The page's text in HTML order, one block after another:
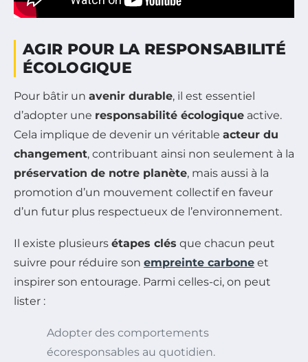
AGIR POUR LA RESPONSABILITÉ
ÉCOLOGIQUE
Pour bâtir un avenir durable, il est essentiel
d’adopter une responsabilité écologique active.
Cela implique de devenir un véritable acteur du
changement, contribuant ainsi non seulement à la
préservation de notre planète, mais aussi à la
promotion d’un mouvement collectif en faveur
d’un futur plus respectueux de l’environnement.
Il existe plusieurs étapes clés que chacun peut
suivre pour réduire son empreinte carbone et
inspirer son entourage. Parmi celles-ci, on peut
lister :
Adopter des comportements
écoresponsables au quotidien.